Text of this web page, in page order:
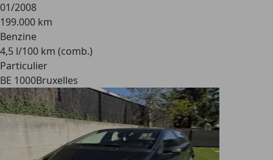
01/2008
199.000 km
Benzine
4,5 l/100 km (comb.)
Particulier
BE 1000Bruxelles